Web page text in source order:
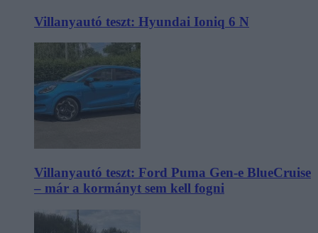
Villanyautó teszt: Hyundai Ioniq 6 N
Villanyautó teszt: Ford Puma Gen-e BlueCruise
– már a kormányt sem kell fogni